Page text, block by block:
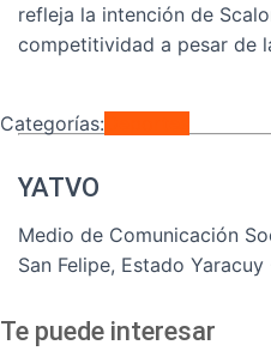
refleja la intención de
competitividad a pesar de
Categorías:
YATVO
Medio de Comunicación
San Felipe, Estado Yaracuy
Te puede interesar